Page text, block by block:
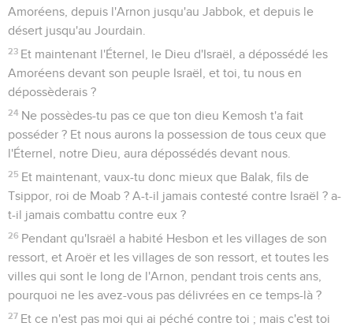
Amoréens, depuis l'Arnon jusqu'au Jabbok, et depuis le
désert jusqu'au Jourdain.
23 Et maintenant l'Éternel, le Dieu d'Israël, a dépossédé les
Amoréens devant son peuple Israël, et toi, tu nous en
dépossèderais ?
24 Ne possèdes-tu pas ce que ton dieu Kemosh t'a fait
posséder ? Et nous aurons la possession de tous ceux que
l'Éternel, notre Dieu, aura dépossédés devant nous.
25 Et maintenant, vaux-tu donc mieux que Balak, fils de
Tsippor, roi de Moab ? A-t-il jamais contesté contre Israël ? a-
t-il jamais combattu contre eux ?
26 Pendant qu'Israël a habité Hesbon et les villages de son
ressort, et Aroër et les villages de son ressort, et toutes les
villes qui sont le long de l'Arnon, pendant trois cents ans,
pourquoi ne les avez-vous pas délivrées en ce temps-là ?
27 Et ce n'est pas moi qui ai péché contre toi ; mais c'est toi